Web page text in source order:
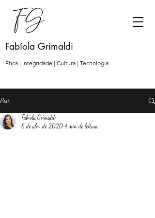
Fabíola Grimaldi
Ética | Integridade | Cultura | Tecnologia
Post
Fabíola Grimaldi
6 de abr. de 2020 4 min de leitura